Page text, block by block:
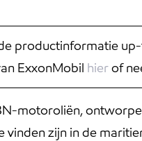
productinformatie
ExxonMobil hierof
motoroliën,
zijn in de